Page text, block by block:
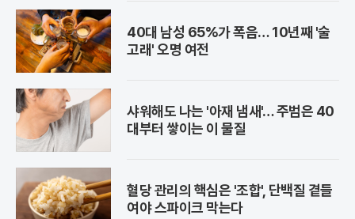
40대 남성 65%가 폭음… 10년째 '술
고래' 오명 여전
샤워해도 나는 '아재 냄새'… 주범은 40
대부터 쌓이는 이 물질
혈당 관리의 핵심은 '조합', 단백질 곁들
여야 스파이크 막는다